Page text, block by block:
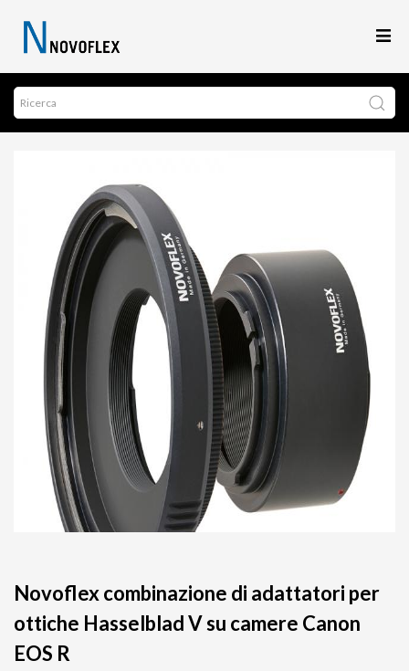
Novoflex combinazione di adattatori per
ottiche Hasselblad V su camere Canon
EOS R